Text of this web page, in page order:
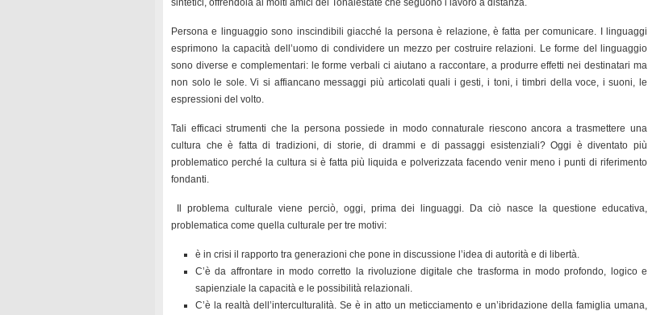
sintetici, offrendola ai molti amici del Tonalestate che seguono i lavoro a distanza.
Persona e linguaggio sono inscindibili giacché la persona è relazione, è fatta per comunicare. I linguaggi
esprimono la capacità dell’uomo di condividere un mezzo per costruire relazioni. Le forme del linguaggio
sono diverse e complementari: le forme verbali ci aiutano a raccontare, a produrre effetti nei destinatari ma
non solo le sole. Vi si affiancano messaggi più articolati quali i gesti, i toni, i timbri della voce, i suoni, le
espressioni del volto.
Tali efficaci strumenti che la persona possiede in modo connaturale riescono ancora a trasmettere una
cultura che è fatta di tradizioni, di storie, di drammi e di passaggi esistenziali? Oggi è diventato più
problematico perché la cultura si è fatta più liquida e polverizzata facendo venir meno i punti di riferimento
fondanti.
Il problema culturale viene perciò, oggi, prima dei linguaggi. Da ciò nasce la questione educativa,
problematica come quella culturale per tre motivi:
è in crisi il rapporto tra generazioni che pone in discussione l’idea di autorità e di libertà.
C’è da affrontare in modo corretto la rivoluzione digitale che trasforma in modo profondo, logico e
sapienziale la capacità e le possibilità relazionali.
C’è la realtà dell’interculturalità. Se è in atto un meticciamento e un’ibridazione della famiglia umana,